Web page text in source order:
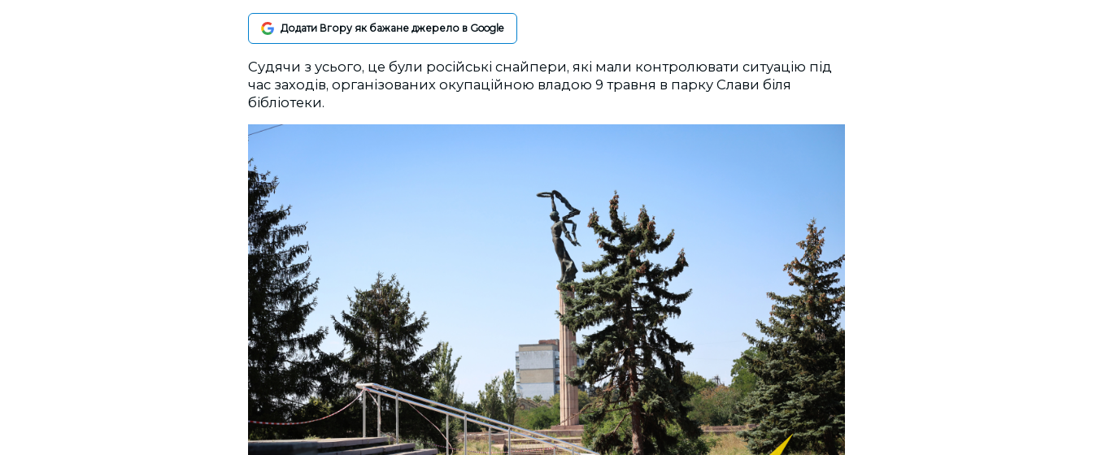
Додати Вгору як бажане джерело в Google
Судячи з усього, це були російські снайпери, які мали контролювати ситуацію під
час заходів, організованих окупаційною владою 9 травня в парку Слави біля
бібліотеки.